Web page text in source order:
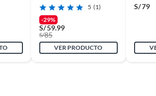
Espejo Ventana Negro
5 (1)
-29%
S/59.99
S/85
VER PRODUCTO
S/79